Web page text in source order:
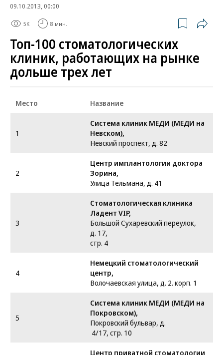
09.10.2013, 00:00
5K 8 мин.
Топ-100 стоматологических
клиник, работающих на рынке
дольше трех лет
Место Название
1
Система клиник МЕДИ (МЕДИ на
Невском),
Невский проспект, д. 82
2
Центр имплантологии доктора
Зорина,
Улица Тельмана, д. 41
3
Стоматологическая клиника
Ладент VIP,
Большой Сухаревский переулок,
д. 17,
стр. 4
4
Немецкий стоматологический
центр,
Волочаевская улица, д. 2. корп. 1
5
Система клиник МЕДИ (МЕДИ на
Покровском),
Покровский бульвар, д.
4/17, стр. 10
Центр приватной стоматологии